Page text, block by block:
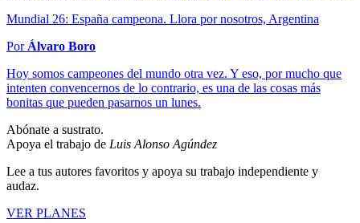
Mundial 26: España campeona. Llora por nosotros, Argentina
Por Álvaro Boro
Hoy somos campeones del mundo otra vez. Y eso, por mucho que
intenten convencernos de lo contrario, es una de las cosas más
bonitas que pueden pasarnos un lunes.
Abónate a sustrato.
Apoya el trabajo de Luis Alonso Agúndez
Lee a tus autores favoritos y apoya su trabajo independiente y
audaz.
VER PLANES